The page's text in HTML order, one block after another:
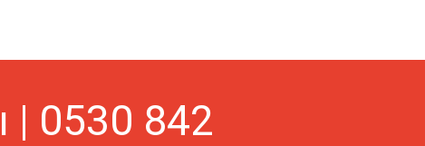
| 0530 842